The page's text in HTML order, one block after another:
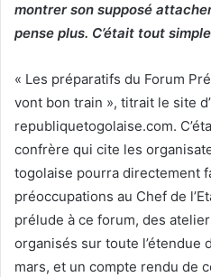
montrer son supposé
pense plus. C’était tout
« Les préparatifs du Forum
vont bon train », titrait le site
republiquetogolaise.com.
confrère qui cite les
togolaise pourra directement
préoccupations au Chef de
prélude à ce forum, des
organisés sur toute
mars, et un compte rendu de